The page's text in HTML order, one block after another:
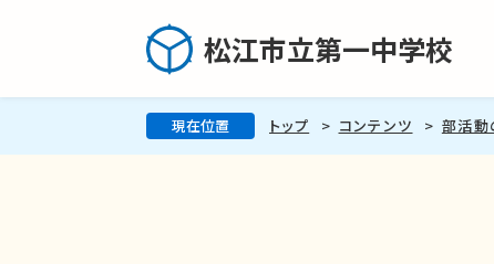
松江市立第一中学校
現在位置 トップ コンテンツ 部活動